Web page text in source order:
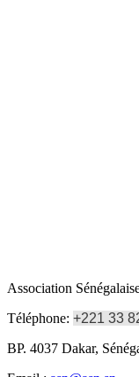
Association
Téléphone: +221 33
BP. 4037 Dakar,